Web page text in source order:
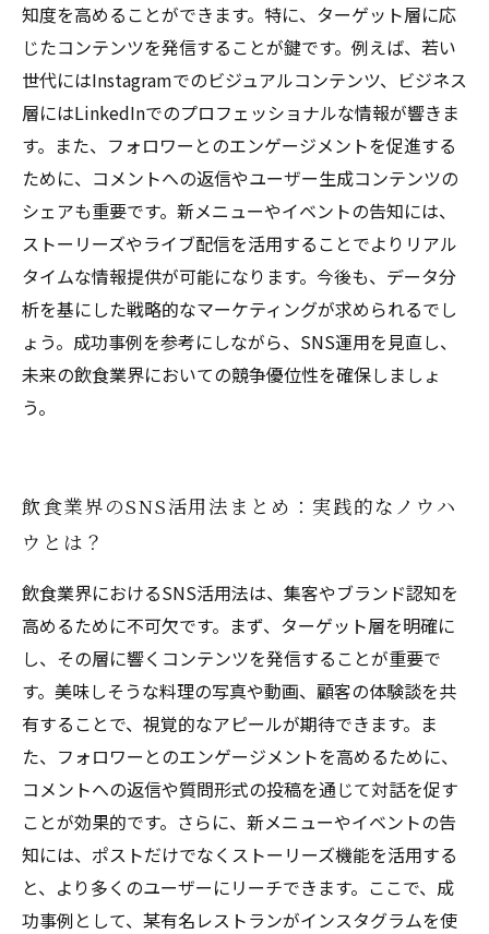
知度を高めることができます。特に、ターゲット層に応
じたコンテンツを発信することが鍵です。例えば、若い
世代にはInstagramでのビジュアルコンテンツ、ビジネス
層にはLinkedInでのプロフェッショナルな情報が響きま
す。また、フォロワーとのエンゲージメントを促進する
ために、コメントへの返信やユーザー生成コンテンツの
シェアも重要です。新メニューやイベントの告知には、
ストーリーズやライブ配信を活用することでよりリアル
タイムな情報提供が可能になります。今後も、データ分
析を基にした戦略的なマーケティングが求められるでし
ょう。成功事例を参考にしながら、SNS運用を見直し、
未来の飲食業界においての競争優位性を確保しましょ
う。
飲食業界のSNS活用法まとめ：実践的なノウハ
ウとは？
飲食業界におけるSNS活用法は、集客やブランド認知を
高めるために不可欠です。まず、ターゲット層を明確に
し、その層に響くコンテンツを発信することが重要で
す。美味しそうな料理の写真や動画、顧客の体験談を共
有することで、視覚的なアピールが期待できます。ま
た、フォロワーとのエンゲージメントを高めるために、
コメントへの返信や質問形式の投稿を通じて対話を促す
ことが効果的です。さらに、新メニューやイベントの告
知には、ポストだけでなくストーリーズ機能を活用する
と、より多くのユーザーにリーチできます。ここで、成
功事例として、某有名レストランがインスタグラムを使